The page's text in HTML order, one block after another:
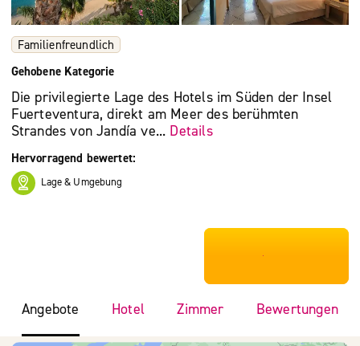
Familienfreundlich
Gehobene Kategorie
Die privilegierte Lage des Hotels im Süden der Insel
Fuerteventura, direkt am Meer des berühmten
Strandes von Jandía ve... Details
Hervorragend bewertet:
Lage & Umgebung
***************
Angebote Hotel Zimmer Bewertungen